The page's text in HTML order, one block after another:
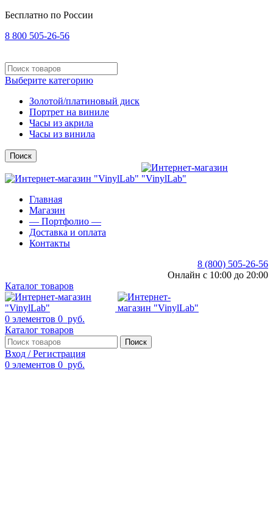
Бесплатно по России
8 800 505-26-56
Выберите категорию
Золотой/платиновый диск
Портрет на виниле
Часы из акрила
Часы из винила
Поиск
Главная
Магазин
— Портфолио —
Доставка и оплата
Контакты
8 (800) 505-26-56
Онлайн с 10:00 до 20:00
Каталог товаров
0 элементов 0 руб.
Каталог товаров
Поиск
Вход / Регистрация
0 элементов 0 руб.